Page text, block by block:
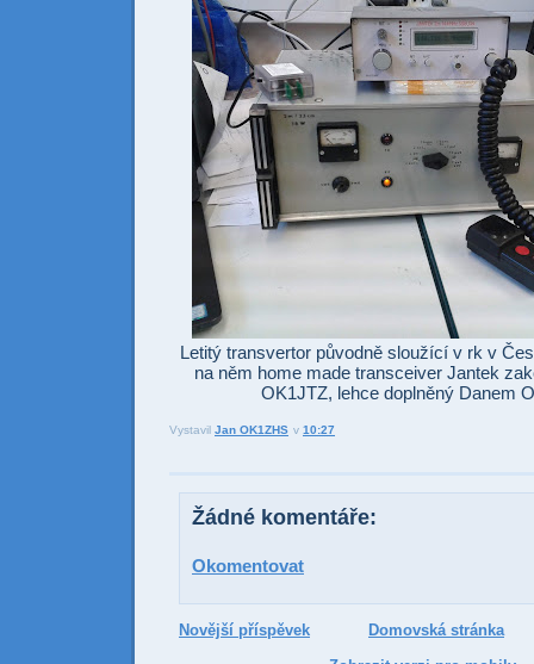
Letitý transvertor původně sloužící v rk v
na něm home made transceiver Jantek
OK1JTZ, lehce doplněný Danem
Vystavil Jan OK1ZHS v 10:27
Žádné komentáře:
Okomentovat
Novější příspěvek
Domovská stránka